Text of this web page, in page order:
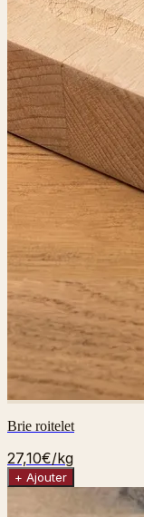
Brie roitelet
27,10€/kg
+ Ajouter